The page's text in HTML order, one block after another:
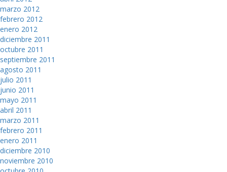
marzo 2012
febrero 2012
enero 2012
diciembre 2011
octubre 2011
septiembre 2011
agosto 2011
julio 2011
junio 2011
mayo 2011
abril 2011
marzo 2011
febrero 2011
enero 2011
diciembre 2010
noviembre 2010